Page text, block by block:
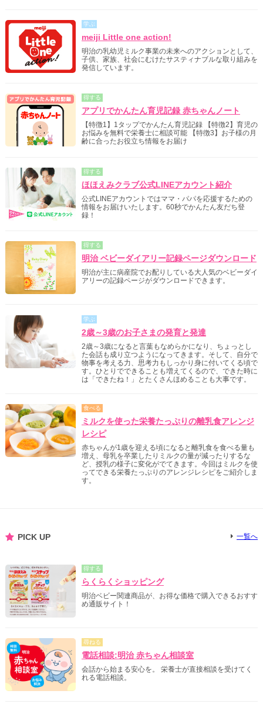
学ぶ
meiji Little one action!
明治の乳幼児ミルク事業の未来へのアクションとして、
子供、家族、社会にむけたサスティナブルな取り組みを
発信しています。
得する
アプリでかんたん育児記録 赤ちゃんノート
【特徴1】1タップでかんたん育児記録 【特徴2】育児の
お悩みを無料で栄養士に相談可能 【特徴3】お子様の月
齢に合ったお役立ち情報をお届け
得する
ほほえみクラブ公式LINEアカウント紹介
公式LINEアカウントではママ・パパを応援するための
情報をお届けいたします。60秒でかんたん友だち登
録！
得する
明治 ベビーダイアリー記録ページダウンロード
明治が主に病産院でお配りしている大人気のベビーダイ
アリーの記録ページがダウンロードできます。
学ぶ
2歳～3歳のお子さまの発育と発達
2歳～3歳になると言葉もなめらかになり、ちょっとし
た会話も成り立つようになってきます。そして、自分で
物事を考える力、思考力もしっかり身に付いてくる頃で
す。ひとりでできることも増えてくるので、できた時に
は「できたね！」とたくさんほめることも大事です。
食べる
ミルクを使った栄養たっぷりの離乳食アレンジ
レシピ
赤ちゃんが1歳を迎える頃になると離乳食を食べる量も
増え、母乳を卒業したりミルクの量が減ったりするな
ど、授乳の様子に変化がでてきます。今回はミルクを使
ってできる栄養たっぷりのアレンジレシピをご紹介しま
す。
PICK UP 一覧へ
得する
らくらくショッピング
明治ベビー関連商品が、お得な価格で購入できるおすす
め通販サイト！
尋ねる
電話相談:明治 赤ちゃん相談室
会話から始まる安心を。 栄養士が直接相談を受けてく
れる電話相談。